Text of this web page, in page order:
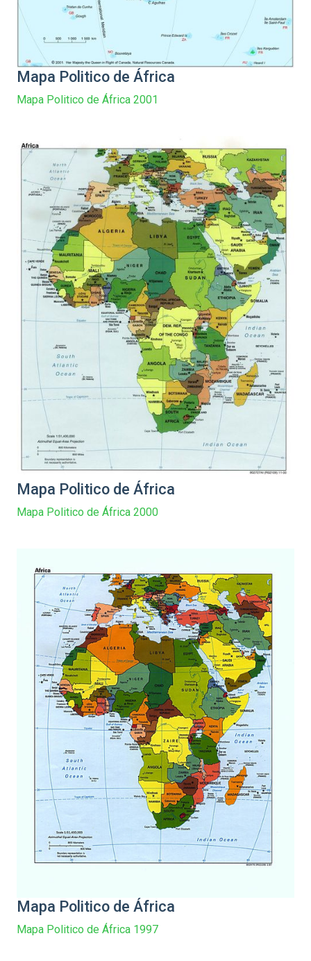
Mapa Politico de África
Mapa Politico de África 2001
Mapa Politico de África
Mapa Politico de África 2000
Mapa Politico de África
Mapa Politico de África 1997